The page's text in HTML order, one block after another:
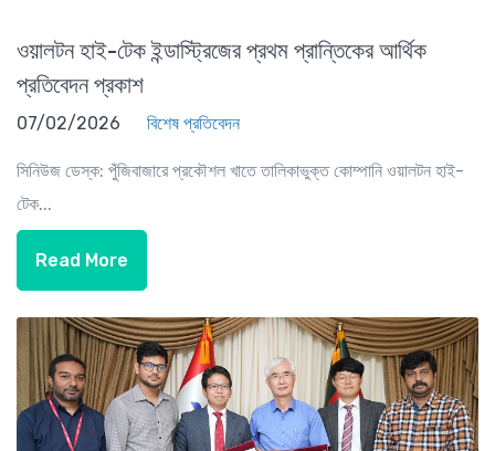
ওয়ালটন হাই-টেক ইন্ডাস্ট্রিজের প্রথম প্রান্তিকের আর্থিক
প্রতিবেদন প্রকাশ
07/02/2026 বিশেষ প্রতিবেদন
সিনিউজ ডেস্ক: পুঁজিবাজারে প্রকৌশল খাতে তালিকাভুক্ত কোম্পানি ওয়ালটন হাই-
টেক...
Read More